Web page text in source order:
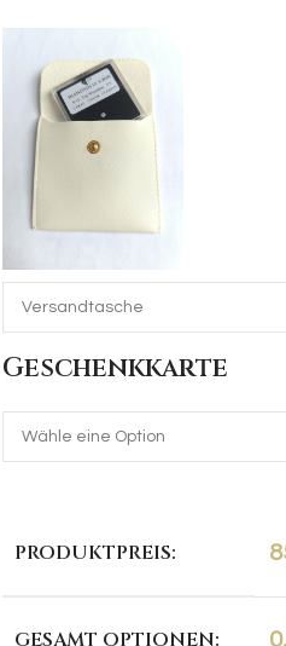
Geschenkkarte
PRODUKTPREIS:
GESAMT OPTIONEN: